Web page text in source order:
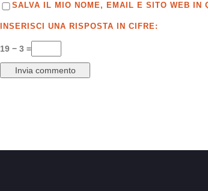
SALVA IL MIO NOME, EMAIL E SITO WEB IN
INSERISCI UNA RISPOSTA IN CIFRE:
19 − 3 =